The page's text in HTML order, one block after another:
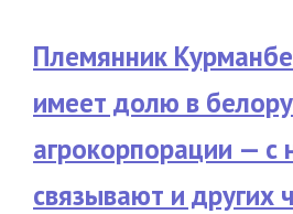
Племянник
имеет долю в
агрокорпорации — с
связывают и других